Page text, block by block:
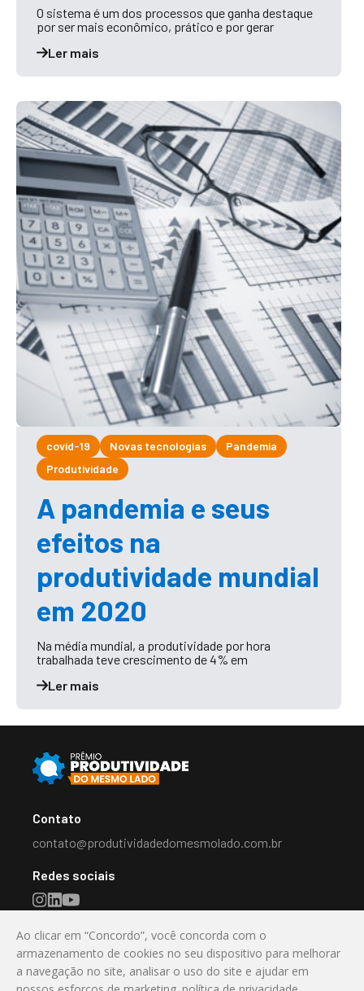
O sistema é um dos processos que ganha destaque
por ser mais econômico, prático e por gerar
Ler mais
covid-19 Novas tecnologias
Pandemia
Produtividade
A pandemia e seus
efeitos na
produtividade mundial
em 2020
Na média mundial, a produtividade por hora
trabalhada teve crescimento de 4% em
Ler mais
Contato
contato@produtividadedomesmolado.com.br
Redes sociais
Destaque
Valorizando a Inovação e a Produtividade no Mercado
Ao clicar em “Concordo”, você concorda com o
armazenamento de cookies no seu dispositivo para melhorar
a navegação no site, analisar o uso do site e ajudar em